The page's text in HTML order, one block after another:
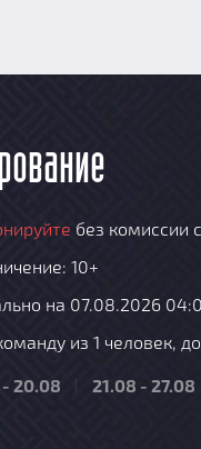
без комиссии
10+
на 07.08.2026
из 1 человек,
20.08 21.08 - 27.08